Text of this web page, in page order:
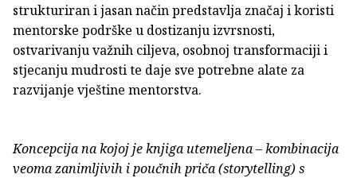
strukturiran i jasan način predstavlja značaj i koristi
mentorske podrške u dostizanju izvrsnosti,
ostvarivanju važnih ciljeva, osobnoj transformaciji i
stjecanju mudrosti te daje sve potrebne alate za
razvijanje vještine mentorstva.
Koncepcija na kojoj je knjiga utemeljena – kombinacija
veoma zanimljivih i poučnih priča (storytelling) s